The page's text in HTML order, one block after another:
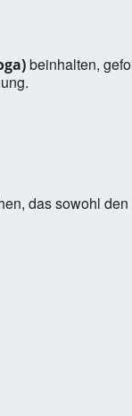
beinhalten,
das sowohl